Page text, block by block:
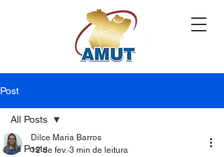
Post
All Posts
All Posts
Dilce Maria Barros
12 de fev. 3 min de leitura